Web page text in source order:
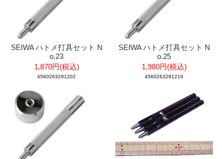
SEIWA ハトメ打具セット N
o.23
1,870円(税込)
4560263291202
SEIWA ハトメ打具セット N
o.25
1,980円(税込)
4560263291219